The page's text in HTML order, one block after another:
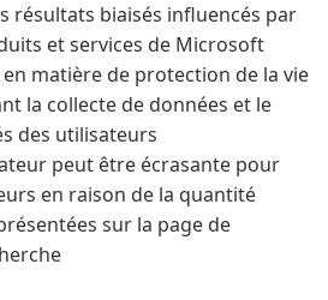
résultats biaisés influencés par
et services de Microsoft
matière de protection de la vie
la collecte de données et le
des utilisateurs
peut être écrasante pour
en raison de la quantité
sur la page de